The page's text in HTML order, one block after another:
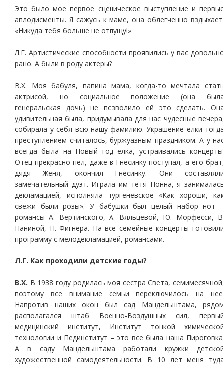
Это было мое первое сценическое выступление и
аплодисменты. Я сажусь к маме, она облегченно
«Никуда тебя больше не отпущу!»
Л.Г. Артистические способности проявились у вас
рано. А были в роду актеры?
В.Х. Моя бабуля, папина мама, когда-то мечтала
актрисой, но социальное положение (она
генеральская дочь) не позволило ей это сделать.
удивительная была, придумывала для нас чудесные
собирала у себя всю нашу фамилию. Украшение елки
преступлением считалось, буржуазным праздником. А у
всегда была на Новый год елка, устраивались
Отец прекрасно пел, даже в Гнесинку поступал, а его
дядя Женя, окончил Гнесинку. Они
замечательный дуэт. Играла им тетя Нонна, я
декламацией, исполняла тургеневское «Как хороши,
свежи были розы». У бабушки был целый набор нот
романсы А. Вертинского, А. Вяльцевой, Ю. Морфесси,
Паниной, Н. Фигнера. На все семейные концерты
программу с мелодекламацией, романсами.
Л.Г. Как проходили детские годы?
В.Х. В 1938 году родилась моя сестра Света,
поэтому все внимание семьи переключилось на
Напротив наших окон был сад Мандельштама,
располагался штаб Военно-Воздушных сил,
медицинский институт, Институт тонкой
технологии и Пединститут – это все была наша
А в саду Мандельштама работали кружки
художественной самодеятельности. В 10 лет меня